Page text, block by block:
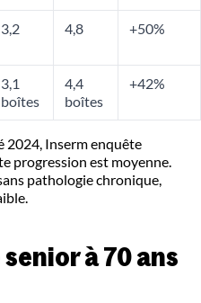
3,2 4,8 +50%
3,1
boîtes
4,4
boîtes
+42%
2024, Inserm enquête
progression est moyenne.
pathologie chronique,
à 70 ans